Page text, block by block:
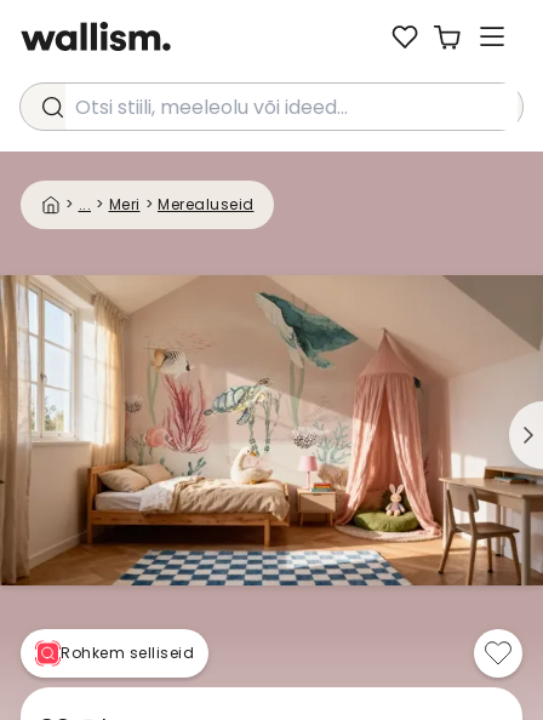
Otsi stiili, meeleolu või ideed...
> ... > Meri > Merealuseid
Rohkem selliseid